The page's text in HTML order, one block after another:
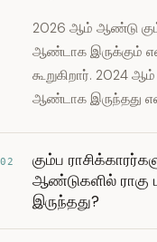
2026 ஆம் ஆண்டு
ஆண்டாக இருக்கும்
கூறுகிறார். 2024
ஆண்டாக இருந்தது
02
கும்ப
ஆண்டுகளில் ராகு
இருந்தது?